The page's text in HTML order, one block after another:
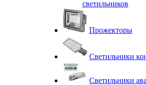
светильников
Прожекторы
Светильники
Светильники